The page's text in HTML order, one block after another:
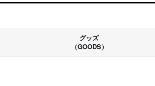
グッズ
（GOODS）